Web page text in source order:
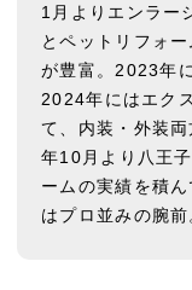
1月よりエンラー
とペットリフォ
が豊富。2023年
2024年にはエク
て、内装・外装
年10月より八王
ームの実績を積
はプロ並みの腕前